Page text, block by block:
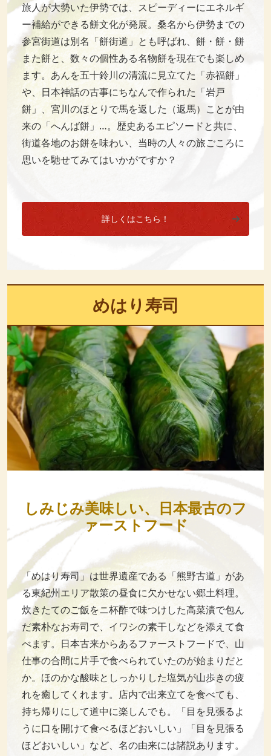
旅人が大勢いた伊勢では、スピーディーにエネルギ
ー補給ができる餅文化が発展。桑名から伊勢までの
参宮街道は別名「餅街道」とも呼ばれ、餅・餅・餅
また餅と、数々の個性ある名物餅を現在でも楽しめ
ます。あんを五十鈴川の清流に見立てた「赤福餅」
や、日本神話の古事にちなんで作られた「岩戸
餅」、宮川のほとりで馬を返した（返馬）ことが由
来の「へんば餅」…。歴史あるエピソードと共に、
街道各地のお餅を味わい、当時の人々の旅ごころに
思いを馳せてみてはいかがですか？
詳しくはこちら！
めはり寿司
しみじみ美味しい、日本最古のフ
ァーストフード
「めはり寿司」は世界遺産である「熊野古道」があ
る東紀州エリア散策の昼食に欠かせない郷土料理。
炊きたてのご飯をニ杯酢で味つけした高菜漬で包ん
だ素朴なお寿司で、イワシの素干しなどを添えて食
べます。日本古来からあるファーストフードで、山
仕事の合間に片手で食べられていたのが始まりだと
か。ほのかな酸味としっかりした塩気が山歩きの疲
れを癒してくれます。店内で出来立てを食べても、
持ち帰りにして道中に楽しんでも。「目を見張るよ
うに口を開けて食べるほどおいしい」「目を見張る
ほどおいしい」など、名の由来には諸説あります。